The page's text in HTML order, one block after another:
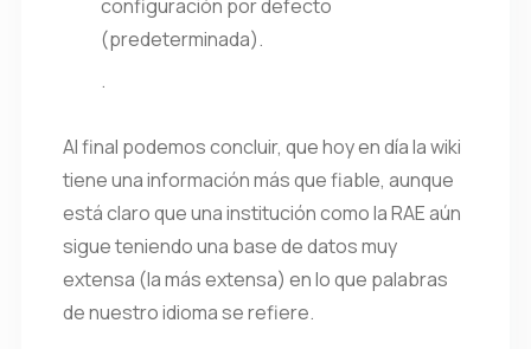
configuración por defecto
(predeterminada).
.
Al final podemos concluir, que hoy en día la wiki
tiene una información más que fiable, aunque
está claro que una institución como la RAE aún
sigue teniendo una base de datos muy
extensa (la más extensa) en lo que palabras
de nuestro idioma se refiere.